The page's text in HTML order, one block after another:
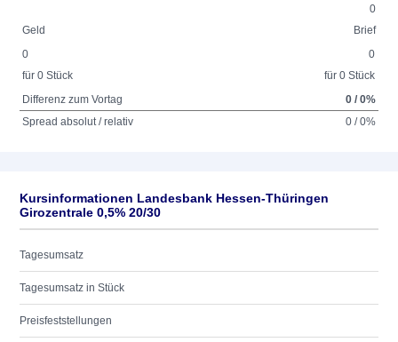
0
Geld
Brief
0
für 0 Stück
0
für 0 Stück
Differenz zum Vortag
0 / 0%
Spread absolut / relativ
0 / 0%
Kursinformationen Landesbank Hessen-Thüringen
Girozentrale 0,5% 20/30
Tagesumsatz
Tagesumsatz in Stück
Preisfeststellungen